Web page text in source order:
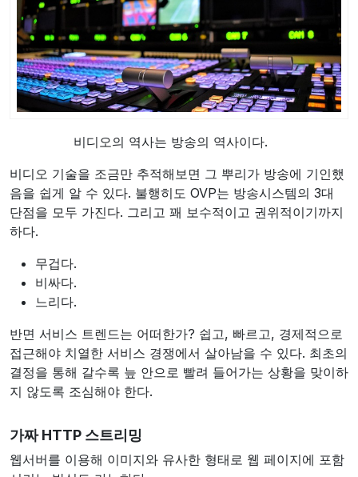
비디오의 역사는 방송의 역사이다.
비디오 기술을 조금만 추적해보면 그 뿌리가 방송에 기인했
음을 쉽게 알 수 있다. 불행히도 OVP는 방송시스템의 3대
단점을 모두 가진다. 그리고 꽤 보수적이고 권위적이기까지
하다.
무겁다.
비싸다.
느리다.
반면 서비스 트렌드는 어떠한가? 쉽고, 빠르고, 경제적으로
접근해야 치열한 서비스 경쟁에서 살아남을 수 있다. 최초의
결정을 통해 갈수록 늪 안으로 빨려 들어가는 상황을 맞이하
지 않도록 조심해야 한다.
가짜 HTTP 스트리밍
웹서버를 이용해 이미지와 유사한 형태로 웹 페이지에 포함